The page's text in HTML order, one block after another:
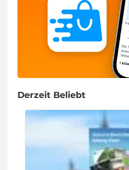
Derzeit Beliebt